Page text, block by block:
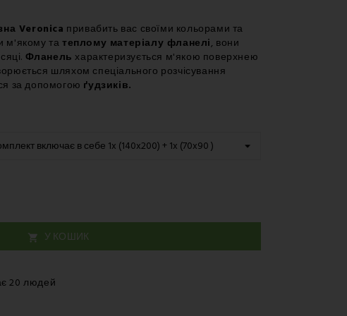
Veronica привабить вас своїми кольорами та
м'якому татеплому матеріалу фланелі, вони
Фланель характеризується м'якою поверхнею
шляхом спеціального розчісування
за допомогою ґудзиків.
 У КОШИК
20 людей